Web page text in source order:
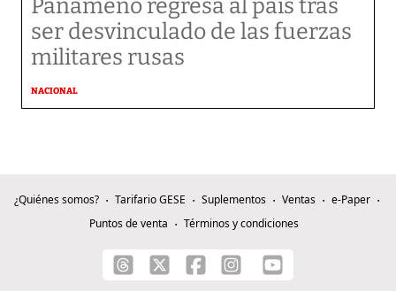
Panameño regresa al país tras
ser desvinculado de las fuerzas
militares rusas
NACIONAL
¿Quiénes somos? Tarifario GESE Suplementos Ventas
e-Paper
Puntos de venta
Términos y condiciones